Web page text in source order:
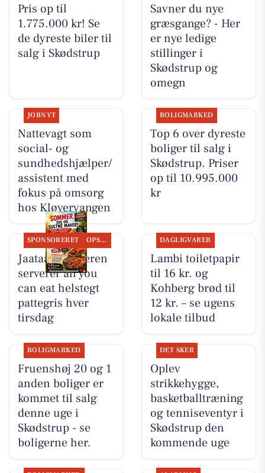
Pris op til
1.775.000 kr! Se
de dyreste biler til
salg i Skødstrup
Savner du nye
græsgange? - Her
er nye ledige
stillinger i
Skødstrup og
omegn
JOBNYT
Nattevagt som
social- og
sundhedshjælper/
assistent med
fokus på omsorg
hos Kløvervangen
BOLIGMARKED
Top 6 over dyreste
boliger til salg i
Skødstrup. Priser
op til 10.995.000
kr
SPONSORERET OPSLAGSTAVLEN
Jaataak Slagteren
serverer all you
can eat helstegt
pattegris hver
tirsdag
DAGLIGVARER
Lambi toiletpapir
til 16 kr. og
Kohberg brød til
12 kr. – se ugens
lokale tilbud
BOLIGMARKED
Fruenshøj 20 og 1
anden boliger er
kommet til salg
denne uge i
Skødstrup - se
boligerne her.
DET SKER
Oplev
strikkehygge,
basketballtræning
og tenniseventyr i
Skødstrup den
kommende uge